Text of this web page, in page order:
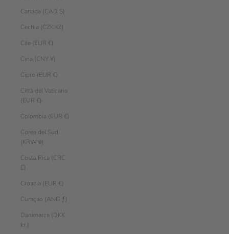
Canada (CAD $)
Cechia (CZK Kč)
Cile (EUR €)
Cina (CNY ¥)
Cipro (EUR €)
Città del Vaticano
(EUR €)
Colombia (EUR €)
Corea del Sud
(KRW ₩)
Costa Rica (CRC
₡)
Croazia (EUR €)
Curaçao (ANG ƒ)
Danimarca (DKK
kr.)